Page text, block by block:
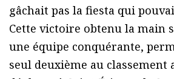
gâchait pas la fiesta qui
Cette victoire obtenu la main
une équipe conquérante,
seul deuxième au classement